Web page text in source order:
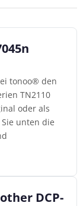
tonoo® den
TN2110
oder als
unten die
DCP-